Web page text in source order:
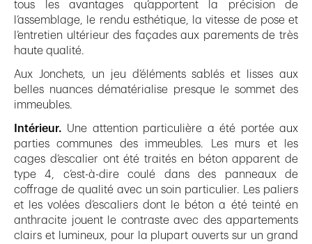
tous les avantages qu’apportent la précision de
l’assemblage, le rendu esthétique, la vitesse de pose et
l’entretien ultérieur des façades aux parements de très
haute qualité.
Aux Jonchets, un jeu d’éléments sablés et lisses aux
belles nuances dématérialise presque le sommet des
immeubles.
Intérieur. Une attention particulière a été portée aux
parties communes des immeubles. Les murs et les
cages d’escalier ont été traités en béton apparent de
type 4, c’est-à-dire coulé dans des panneaux de
coffrage de qualité avec un soin particulier. Les paliers
et les volées d’escaliers dont le béton a été teinté en
anthracite jouent le contraste avec des appartements
clairs et lumineux, pour la plupart ouverts sur un grand